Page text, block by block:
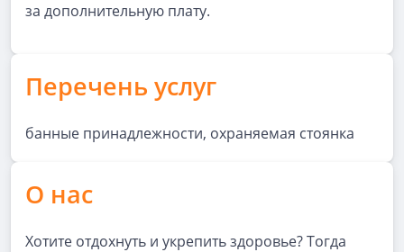
за дополнительную плату.
Перечень услуг
банные принадлежности, охраняемая стоянка
О нас
Хотите отдохнуть и укрепить здоровье? Тогда